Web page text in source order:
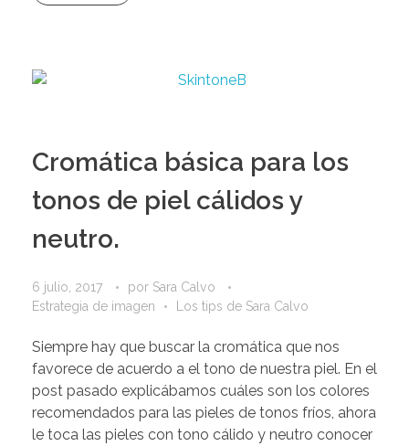
Cromática básica para los
tonos de piel cálidos y
neutro.
6 julio, 2017 por Sara Calvo
Estrategia de imagen
Los tips de Sara Calvo
Siempre hay que buscar la cromática que nos
favorece de acuerdo a el tono de nuestra piel. En el
post pasado explicábamos cuáles son los colores
recomendados para las pieles de tonos fríos, ahora
le toca las pieles con tono cálido y neutro conocer